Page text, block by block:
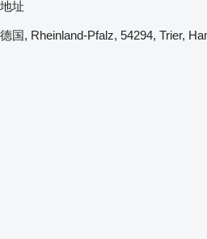
地址
德国, Rheinland-Pfalz, 54294, Trier,